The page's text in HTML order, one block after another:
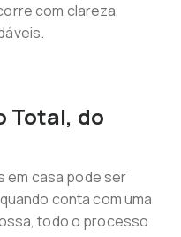
com clareza,
Total, do
em casa pode ser
conta com uma
todo o processo